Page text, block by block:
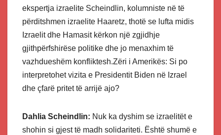
ekspertja izraelite Scheindlin, kolumniste në të
përditshmen izraelite Haaretz, thotë se lufta midis
Izraelit dhe Hamasit kërkon një zgjidhje
gjithpërfshirëse politike dhe jo menaxhim të
vazhdueshëm konfliktesh.Zëri i Amerikës: Si po
interpretohet vizita e Presidentit Biden në Izrael
dhe çfarë pritet të arrijë ajo?
Dahlia Scheindlin: Nuk ka dyshim se izraelitët e
shohin si gjest të madh solidariteti. Është shumë e